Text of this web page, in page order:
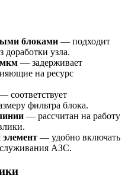
блоками — подходит
узла.
мкм — задерживает
на ресурс
соответствует
фильтра блока.
— рассчитан на работу
— удобно включать
АЗС.